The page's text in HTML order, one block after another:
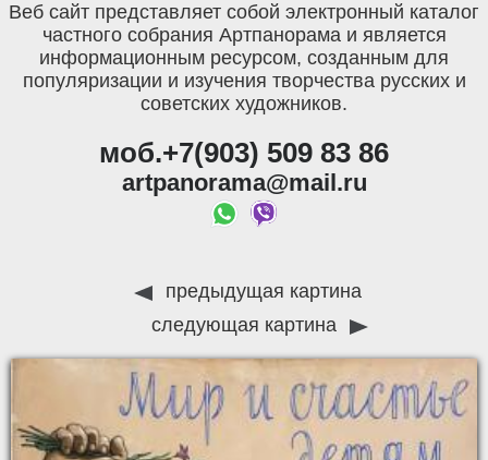
Веб сайт представляет собой электронный каталог
частного собрания Артпанорама и является
информационным ресурсом, созданным для
популяризации и изучения творчества русских и
советских художников.
моб.+7(903) 509 83 86
artpanorama@mail.ru
предыдущая картина
следующая картина